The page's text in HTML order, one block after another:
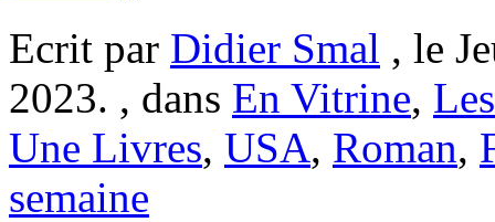
Ecrit par Didier Smal , le
2023. , dans En Vitrine,
Une Livres, USA, Roman,
semaine